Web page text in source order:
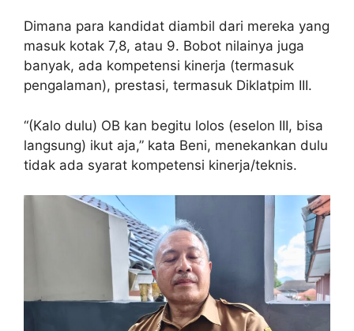
Dimana para kandidat diambil dari mereka yang
masuk kotak 7,8, atau 9. Bobot nilainya juga
banyak, ada kompetensi kinerja (termasuk
pengalaman), prestasi, termasuk Diklatpim III.
“(Kalo dulu) OB kan begitu lolos (eselon III, bisa
langsung) ikut aja,” kata Beni, menekankan dulu
tidak ada syarat kompetensi kinerja/teknis.